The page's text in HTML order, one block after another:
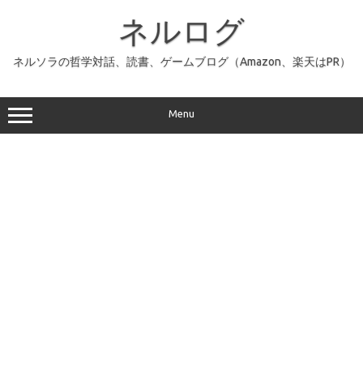
ッ
プ
ネルログ
ネルソラの哲学対話、読書、ゲームブログ（Amazon、楽天はPR）
Menu